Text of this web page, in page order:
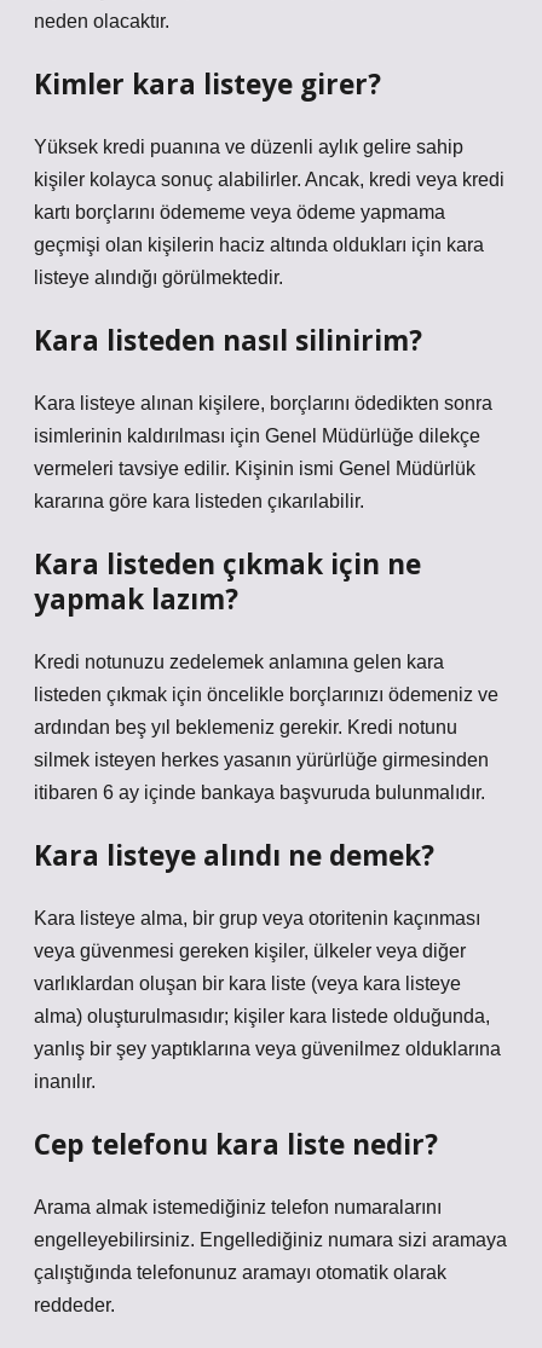
neden olacaktır.
Kimler kara listeye girer?
Yüksek kredi puanına ve düzenli aylık gelire sahip
kişiler kolayca sonuç alabilirler. Ancak, kredi veya kredi
kartı borçlarını ödememe veya ödeme yapmama
geçmişi olan kişilerin haciz altında oldukları için kara
listeye alındığı görülmektedir.
Kara listeden nasıl silinirim?
Kara listeye alınan kişilere, borçlarını ödedikten sonra
isimlerinin kaldırılması için Genel Müdürlüğe dilekçe
vermeleri tavsiye edilir. Kişinin ismi Genel Müdürlük
kararına göre kara listeden çıkarılabilir.
Kara listeden çıkmak için ne
yapmak lazım?
Kredi notunuzu zedelemek anlamına gelen kara
listeden çıkmak için öncelikle borçlarınızı ödemeniz ve
ardından beş yıl beklemeniz gerekir. Kredi notunu
silmek isteyen herkes yasanın yürürlüğe girmesinden
itibaren 6 ay içinde bankaya başvuruda bulunmalıdır.
Kara listeye alındı ne demek?
Kara listeye alma, bir grup veya otoritenin kaçınması
veya güvenmesi gereken kişiler, ülkeler veya diğer
varlıklardan oluşan bir kara liste (veya kara listeye
alma) oluşturulmasıdır; kişiler kara listede olduğunda,
yanlış bir şey yaptıklarına veya güvenilmez olduklarına
inanılır.
Cep telefonu kara liste nedir?
Arama almak istemediğiniz telefon numaralarını
engelleyebilirsiniz. Engellediğiniz numara sizi aramaya
çalıştığında telefonunuz aramayı otomatik olarak
reddeder.